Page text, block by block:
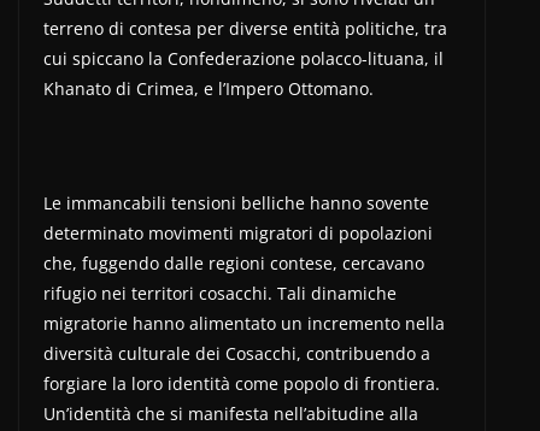
terreno di contesa per diverse entità politiche, tra
cui spiccano la Confederazione polacco-lituana, il
Khanato di Crimea, e l’Impero Ottomano.
Le immancabili tensioni belliche hanno sovente
determinato movimenti migratori di popolazioni
che, fuggendo dalle regioni contese, cercavano
rifugio nei territori cosacchi. Tali dinamiche
migratorie hanno alimentato un incremento nella
diversità culturale dei Cosacchi, contribuendo a
forgiare la loro identità come popolo di frontiera.
Un’identità che si manifesta nell’abitudine alla